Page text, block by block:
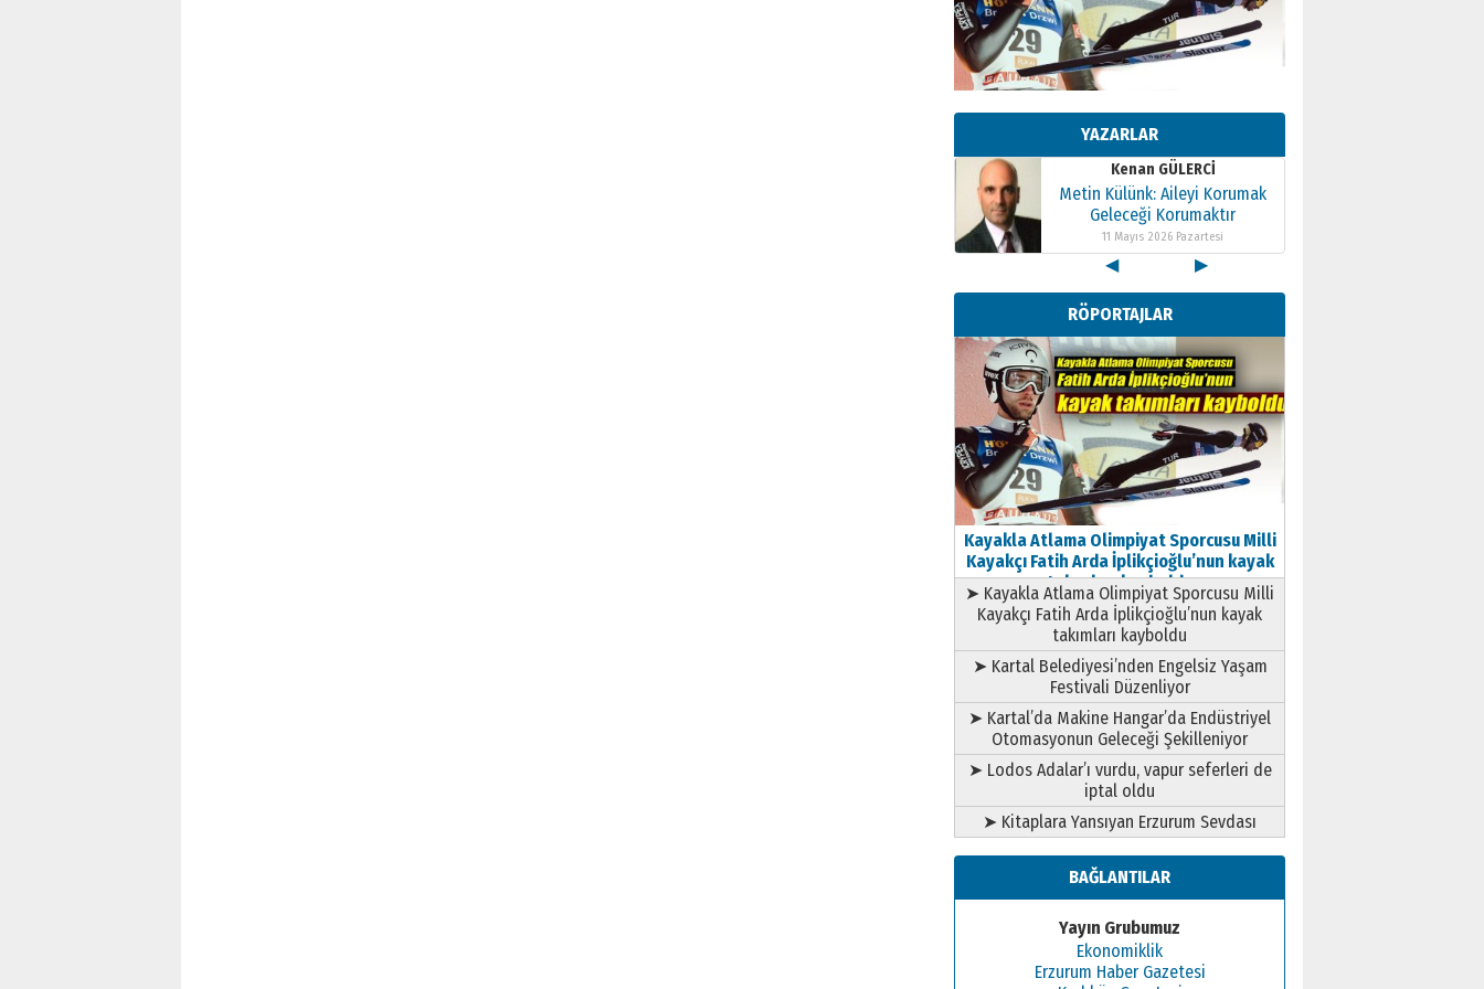
YAZARLAR
Kenan GÜLERCİ
Metin Külünk: Aileyi Korumak
Geleceği Korumaktır
11 Mayıs 2026 Pazartesi
Kenan GÜLERCİ
Metin Külünk: Aileyi Korumak
Geleceği Korumaktır
11 Mayıs 2026 Pazartesi
Kenan GÜLERCİ
Metin Külünk: Aileyi Korumak
Geleceği Korumaktır
11 Mayıs 2026 Pazartesi
◀ ▶
RÖPORTAJLAR
Kayakla Atlama Olimpiyat Sporcusu Milli
Kayakçı Fatih Arda İplikçioğlu’nun kayak
takımları kayboldu
➤ Kayakla Atlama Olimpiyat Sporcusu Milli
Kayakçı Fatih Arda İplikçioğlu’nun kayak
takımları kayboldu
➤ Kartal Belediyesi’nden Engelsiz Yaşam
Festivali Düzenliyor
➤ Kartal’da Makine Hangar’da Endüstriyel
Otomasyonun Geleceği Şekilleniyor
➤ Lodos Adalar’ı vurdu, vapur seferleri de
iptal oldu
➤ Kitaplara Yansıyan Erzurum Sevdası
BAĞLANTILAR
Yayın Grubumuz
Ekonomiklik
Erzurum Haber Gazetesi